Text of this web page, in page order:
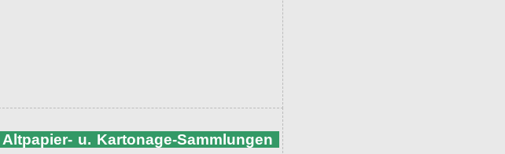
Altpapier- u. Kartonage-Sammlungen